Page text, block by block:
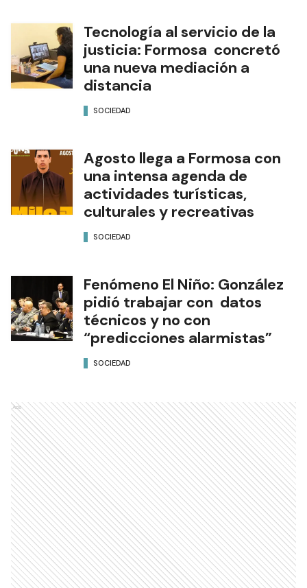
Tecnología al servicio de la
justicia: Formosa concretó
una nueva mediación a
distancia
Agosto llega a Formosa con
una intensa agenda de
actividades turísticas,
culturales y recreativas
Fenómeno El Niño: González
pidió trabajar con datos
técnicos y no con
“predicciones alarmistas”
Ads